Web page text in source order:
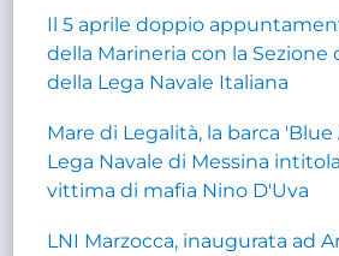
Il 5 aprile doppio
della Marineria con la Sezione
della Lega Navale Italiana
Mare di Legalità, la barca
Lega Navale di Messina
vittima di mafia Nino D'Uva
LNI Marzocca, inaugurata ad